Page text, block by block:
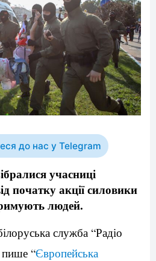
до нас у Telegram
учасниці
початку акції силовики
людей.
служба “Радіо
пише “Європейська